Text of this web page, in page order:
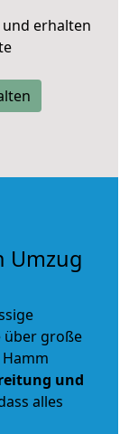
erhalten
Umzug
über große
und
alles